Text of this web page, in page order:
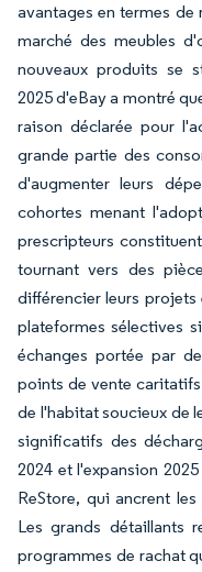
avantages en termes
marché des meubles
nouveaux produits se
2025 d'eBay a montré
raison déclarée pour
grande partie des
d'augmenter leurs
cohortes menant
prescripteurs
tournant vers des
différencier leurs
plateformes sélectives
échanges portée par
points de vente
de l'habitat soucieux de
significatifs des
2024 et l'expansion
ReStore, qui ancrent
Les grands détaillants
programmes de rachat